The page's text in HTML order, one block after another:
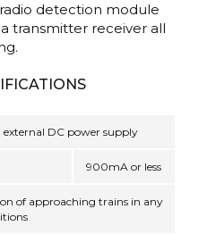
detection module
transmitter receiver all
DC power supply
900mA or less
of approaching trains in any